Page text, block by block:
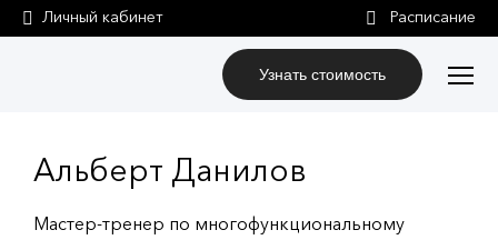
Личный кабинет
Узнать стоимость
Альберт Данилов
Мастер-тренер по многофункциональному